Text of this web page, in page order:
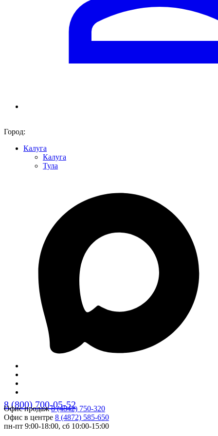
Город:
Калуга
Калуга
Тула
8 (800) 700-05-52
Офис продаж8 (4842) 750-320
Офис в центре 8 (4872) 585-650
пн-пт 9:00-18:00, сб 10:00-15:00